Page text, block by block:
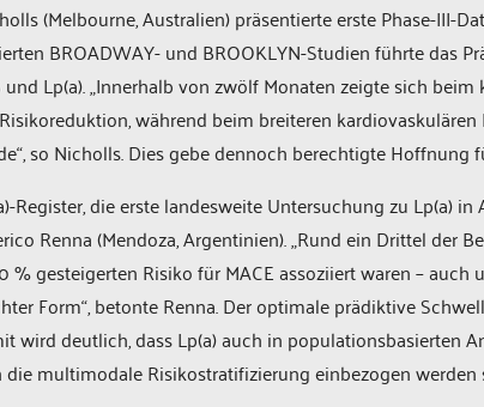
(Melbourne, Australien) präsentierte erste Phase-III-
BROADWAY- und BROOKLYN-Studien führte das
und Lp(a). „Innerhalb von zwölf Monaten zeigte sich
während beim breiteren
so Nicholls. Dies gebe dennoch berechtigte Hoffnung
Register, die erste landesweite Untersuchung zu Lp(a)
Renna (Mendoza, Argentinien). „Rund ein Drittel der
% gesteigerten Risiko für MACE assoziiert waren – auch
Form“, betonte Renna. Der optimale prädiktive
wird deutlich, dass Lp(a) auch in populationsbasierten
multimodale Risikostratifizierung einbezogen werden